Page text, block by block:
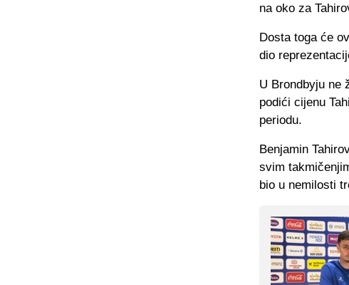
na oko za
Dosta toga će
dio
U Brondbyju ne
podići cijenu
periodu.
Benjamin
svim
bio u nemilosti